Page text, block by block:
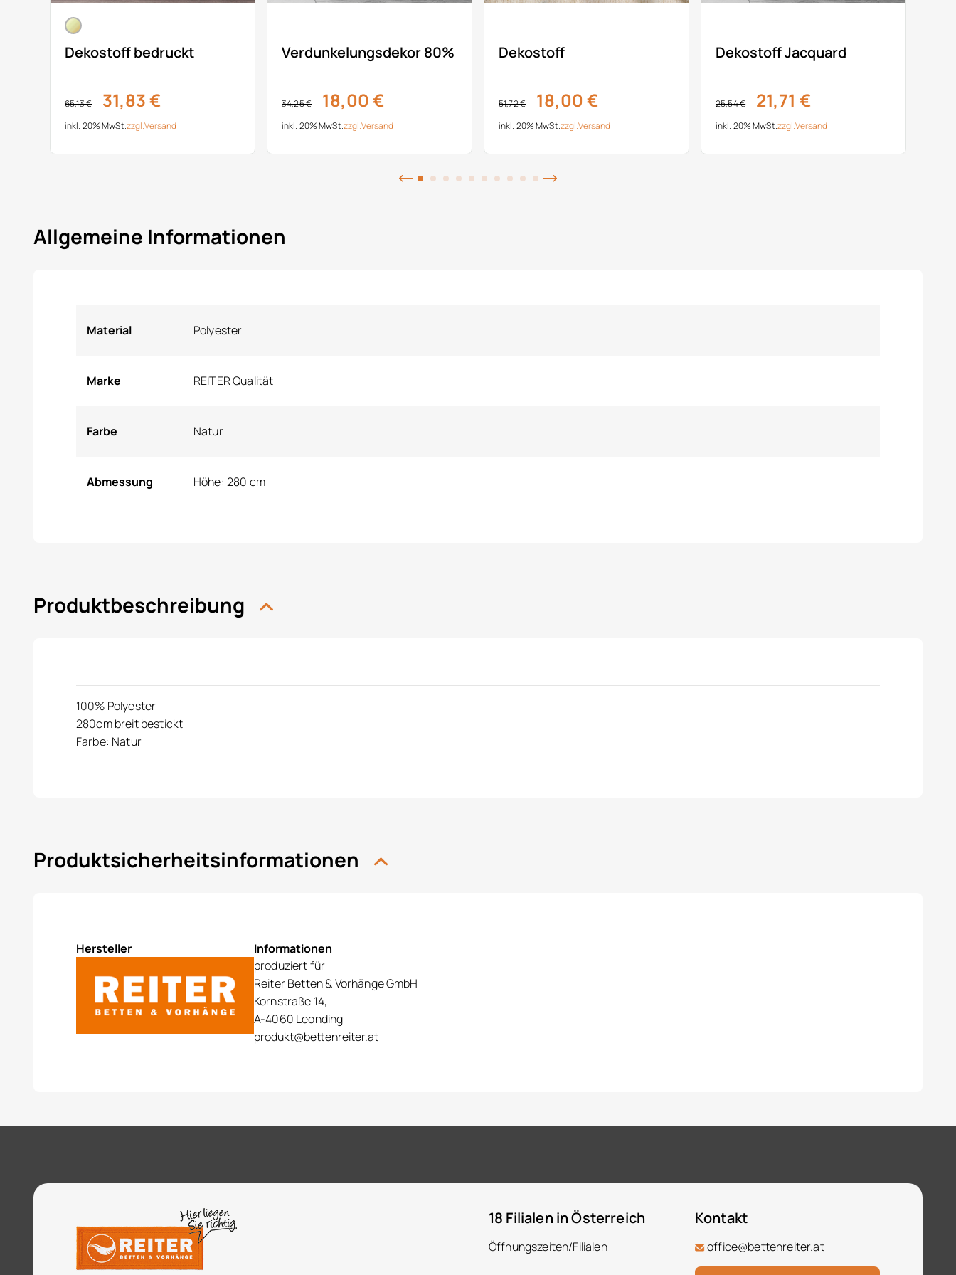
Dekostoff bedruckt
65,13 € 31,83 €
inkl. 20% MwSt.zzgl.Versand
Verdunkelungsdekor 80%
34,25 € 18,00 €
inkl. 20% MwSt.zzgl.Versand
Dekostoff
51,72 € 18,00 €
inkl. 20% MwSt.zzgl.Versand
Dekostoff Jacquard
25,54 € 21,71 €
inkl. 20% MwSt.zzgl.Versand
Allgemeine Informationen
Material Polyester
Marke REITER Qualität
Farbe Natur
Abmessung Höhe: 280 cm
Produktbeschreibung
100% Polyester
280cm breit bestickt
Farbe: Natur
Produktsicherheitsinformationen
Hersteller
Informationen
produziert für
Reiter Betten & Vorhänge GmbH
Kornstraße 14,
A-4060 Leonding
produkt@bettenreiter.at
18 Filialen in Österreich
Öffnungszeiten/Filialen
Kontakt
office@bettenreiter.at